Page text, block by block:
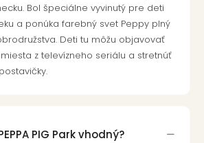
Bol špeciálne vyvinutý pre deti
a ponúka farebný svet Peppy plný
Deti tu môžu objavovať
z televízneho seriálu a stretnúť
PIG Park vhodný?